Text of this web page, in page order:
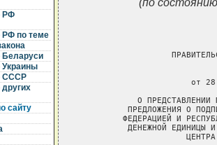
РФ
РФ по теме
Беларуси
Украины
СССР
сайту